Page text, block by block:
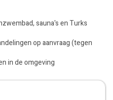
sauna's en Turks
op aanvraag (tegen
in de omgeving